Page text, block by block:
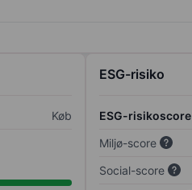
Køb
ESG-risiko
ESG-risikoscore
Miljø-score
Social-score